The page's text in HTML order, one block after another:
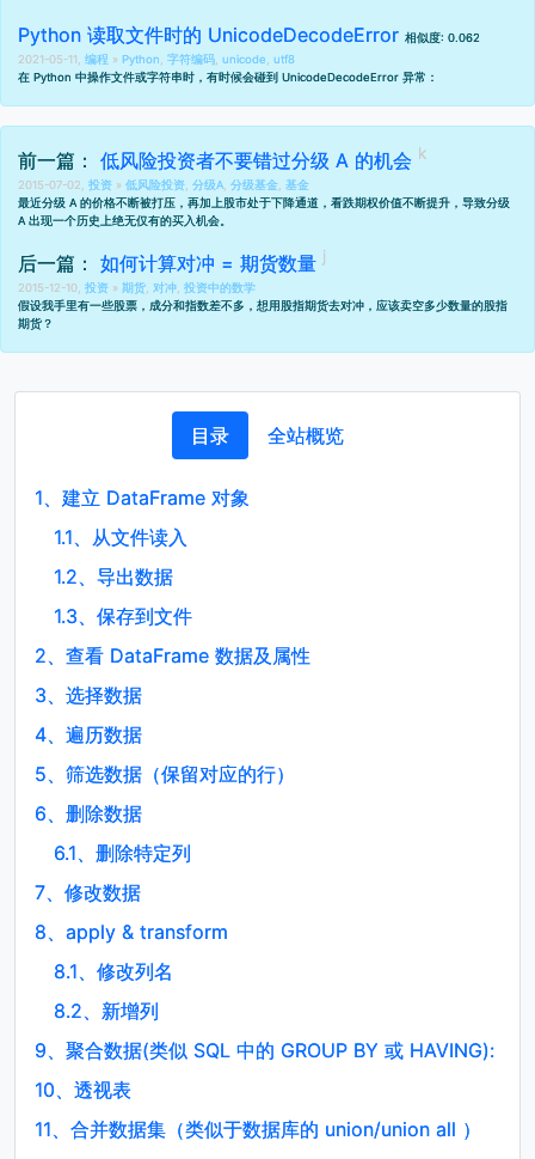
Python 读取文件时的 UnicodeDecodeError 相似度: 0.062
2021-05-11, 编程 » Python, 字符编码, unicode, utf8
在 Python 中操作文件或字符串时，有时候会碰到 UnicodeDecodeError 异常：
前一篇： 低风险投资者不要错过分级 A 的机会
2015-07-02, 投资 » 低风险投资, 分级A, 分级基金, 基金
最近分级 A 的价格不断被打压，再加上股市处于下降通道，看跌期权价值不断提升，导致分级
A 出现一个历史上绝无仅有的买入机会。
后一篇： 如何计算对冲 = 期货数量
2015-12-10, 投资 » 期货, 对冲, 投资中的数学
假设我手里有一些股票，成分和指数差不多，想用股指期货去对冲，应该卖空多少数量的股指
期货？
目录 全站概览
1、 建立 DataFrame 对象
1.1、 从文件读入
1.2、 导出数据
1.3、 保存到文件
2、 查看 DataFrame 数据及属性
3、 选择数据
4、 遍历数据
5、 筛选数据（保留对应的行）
6、 删除数据
6.1、 删除特定列
7、 修改数据
8、 apply & transform
8.1、 修改列名
8.2、 新增列
9、 聚合数据(类似 SQL 中的 GROUP BY 或 HAVING):
10、 透视表
11、 合并数据集（类似于数据库的 union/union all ）